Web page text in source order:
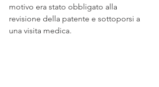
motivo era stato obbligato alla
revisione della patente e sottoporsi a
una visita medica.